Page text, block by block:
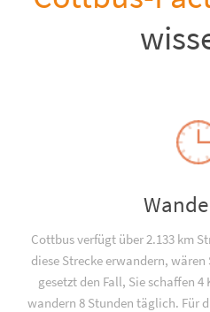
Cottbus verfügt über 2.133 km
diese Strecke erwandern, wären
gesetzt den Fall, Sie schaffen
wandern 8 Stunden täglich. Für